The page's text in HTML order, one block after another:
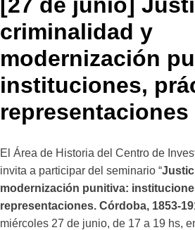
criminalidad y
modernización
instituciones,
representaciones
El Área de Historia del Centro de
invita a participar del seminario “
modernización punitiva:
representaciones. Córdoba, 1853-
miércoles 27 de junio, de 17 a 19 hs,